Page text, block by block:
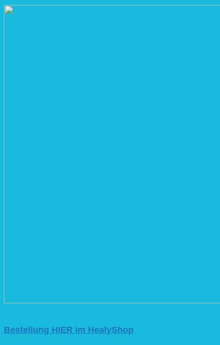
Bestellung HIER im HealyShop